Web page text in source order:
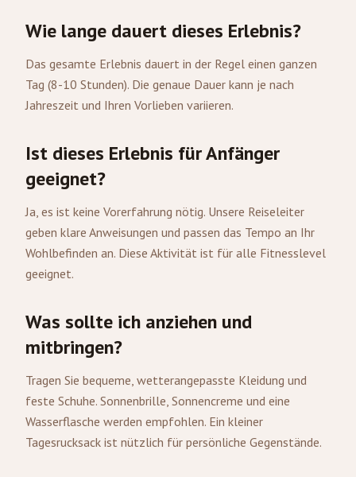
Wie lange dauert dieses Erlebnis?
Das gesamte Erlebnis dauert in der Regel einen ganzen
Tag (8-10 Stunden). Die genaue Dauer kann je nach
Jahreszeit und Ihren Vorlieben variieren.
Ist dieses Erlebnis für Anfänger
geeignet?
Ja, es ist keine Vorerfahrung nötig. Unsere Reiseleiter
geben klare Anweisungen und passen das Tempo an Ihr
Wohlbefinden an. Diese Aktivität ist für alle Fitnesslevel
geeignet.
Was sollte ich anziehen und
mitbringen?
Tragen Sie bequeme, wetterangepasste Kleidung und
feste Schuhe. Sonnenbrille, Sonnencreme und eine
Wasserflasche werden empfohlen. Ein kleiner
Tagesrucksack ist nützlich für persönliche Gegenstände.